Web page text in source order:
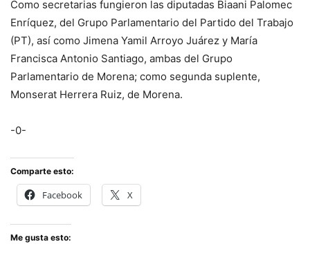
Como secretarias fungieron las diputadas Biaani Palomec
Enríquez, del Grupo Parlamentario del Partido del Trabajo
(PT), así como Jimena Yamil Arroyo Juárez y María
Francisca Antonio Santiago, ambas del Grupo
Parlamentario de Morena; como segunda suplente,
Monserat Herrera Ruiz, de Morena.
-0-
Comparte esto:
Facebook X
Me gusta esto: